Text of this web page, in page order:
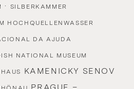
· SILBERKAMMER
HOCHQUELLENWASSER
DA AJUDA
NATIONAL MUSEUM
KAMENICKY SENOV